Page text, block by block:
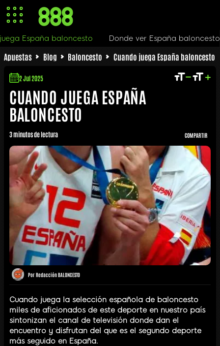
Apuestas Blog Baloncesto Cuando juega España baloncesto
CUANDO JUEGA ESPAÑA
BALONCESTO
2 Jul 2025
3 minutos de lectura
Por Redacción BALONCESTO
COMPARTIR
Cuando juega la selección española de baloncesto
miles de aficionados de este deporte en nuestro país
sintonizan el canal de televisión donde dan el
encuentro y disfrutan del que es el segundo deporte
más seguido en España.
juega España baloncesto Donde ver España